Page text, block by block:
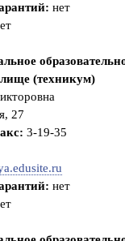
нет
(техникум)
27
3-19-35
нет